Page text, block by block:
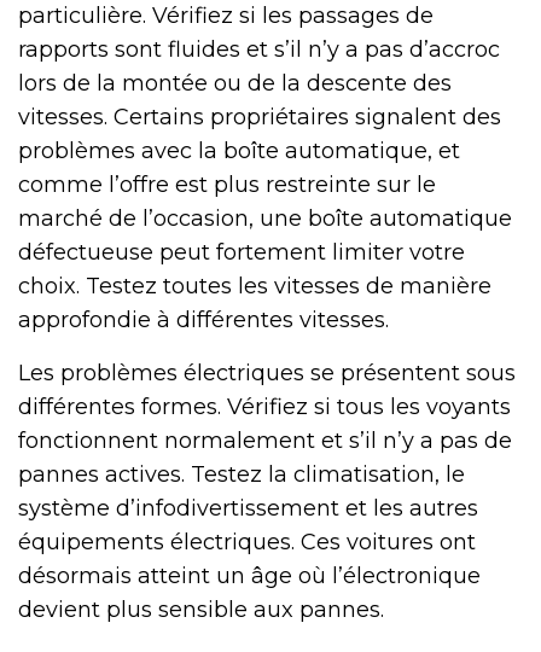
particulière. Vérifiez si les passages de
rapports sont fluides et s’il n’y a pas d’accroc
lors de la montée ou de la descente des
vitesses. Certains propriétaires signalent des
problèmes avec la boîte automatique, et
comme l’offre est plus restreinte sur le
marché de l’occasion, une boîte automatique
défectueuse peut fortement limiter votre
choix. Testez toutes les vitesses de manière
approfondie à différentes vitesses.
Les problèmes électriques se présentent sous
différentes formes. Vérifiez si tous les voyants
fonctionnent normalement et s’il n’y a pas de
pannes actives. Testez la climatisation, le
système d’infodivertissement et les autres
équipements électriques. Ces voitures ont
désormais atteint un âge où l’électronique
devient plus sensible aux pannes.